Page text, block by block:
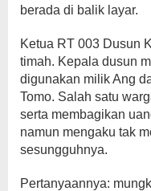
berada di balik layar.
Ketua RT 003 Dusun
timah. Kepala dusun
digunakan milik Ang
Tomo. Salah satu
serta membagikan
namun mengaku tak
sesungguhnya.
Pertanyaannya: